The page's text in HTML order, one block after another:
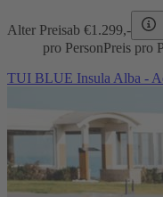
Alter Preisab €1.299,-
pro PersonPreis pro
TUI BLUE Insula Alba -